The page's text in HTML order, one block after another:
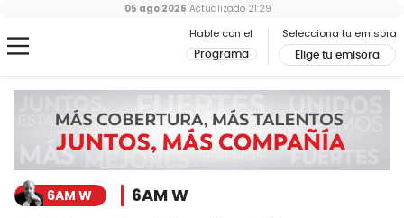
Hable con el
Programa
Selecciona tu emisora
Elige tu emisora
05 ago 2026 Actualizado 21:29
6AM W 6AM W